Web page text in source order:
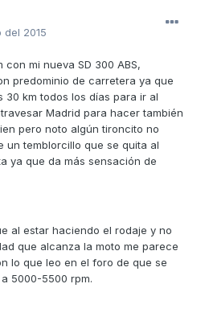
del 2015
mi nueva SD 300 ABS,
predominio de carretera ya que
km todos los días para ir al
Madrid para hacer también
pero noto algún tironcito no
un temblorcillo que se quita al
ya que da más sensación de
al estar haciendo el rodaje y no
que alcanza la moto me parece
lo que leo en el foro de que se
5000-5500 rpm.